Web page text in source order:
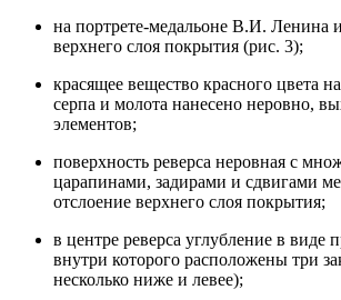
на портрете-медальоне В.И. Ленина
верхнего слоя покрытия (рис. 3);
красящее вещество красного цвета
серпа и молота нанесено неровно,
элементов;
поверхность реверса неровная с
царапинами, задирами и сдвигами
отслоение верхнего слоя покрытия;
в центре реверса углубление в виде
внутри которого расположены три
несколько ниже и левее);